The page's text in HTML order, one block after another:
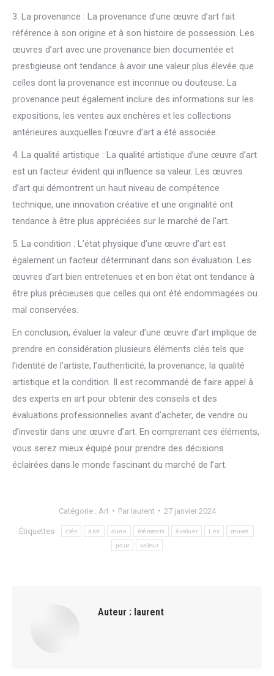
3. La provenance : La provenance d’une œuvre d’art fait
référence à son origine et à son histoire de possession. Les
œuvres d’art avec une provenance bien documentée et
prestigieuse ont tendance à avoir une valeur plus élevée que
celles dont la provenance est inconnue ou douteuse. La
provenance peut également inclure des informations sur les
expositions, les ventes aux enchères et les collections
antérieures auxquelles l’œuvre d’art a été associée.
4. La qualité artistique : La qualité artistique d’une œuvre d’art
est un facteur évident qui influence sa valeur. Les œuvres
d’art qui démontrent un haut niveau de compétence
technique, une innovation créative et une originalité ont
tendance à être plus appréciées sur le marché de l’art.
5. La condition : L’état physique d’une œuvre d’art est
également un facteur déterminant dans son évaluation. Les
œuvres d’art bien entretenues et en bon état ont tendance à
être plus précieuses que celles qui ont été endommagées ou
mal conservées.
En conclusion, évaluer la valeur d’une œuvre d’art implique de
prendre en considération plusieurs éléments clés tels que
l’identité de l’artiste, l’authenticité, la provenance, la qualité
artistique et la condition. Il est recommandé de faire appel à
des experts en art pour obtenir des conseils et des
évaluations professionnelles avant d’acheter, de vendre ou
d’investir dans une œuvre d’art. En comprenant ces éléments,
vous serez mieux équipé pour prendre des décisions
éclairées dans le monde fascinant du marché de l’art.
Catégorie : Art Par laurent 27 janvier 2024
Étiquettes : clés dart dune éléments évaluer Les œuvre
pour valeur
Auteur : laurent